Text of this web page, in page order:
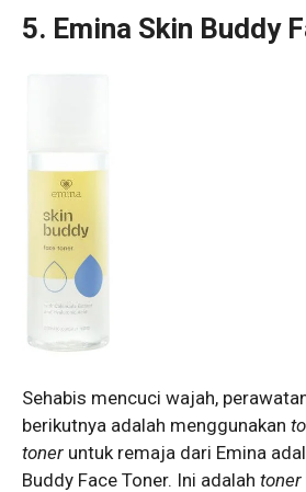
5. Emina Skin Buddy
Sehabis mencuci wajah,
berikutnya adalah menggunakan
toner untuk remaja dari Emina
Buddy Face Toner. Ini adalah toner